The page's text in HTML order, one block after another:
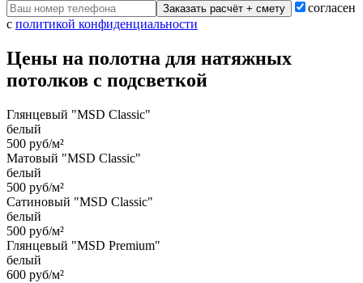
Заказать расчёт + смету
согласен
с политикой конфиденциальности
Цены на полотна для натяжных
потолков с подсветкой
Глянцевый "MSD Classic"
белый
500 руб/м²
Матовый "MSD Classic"
белый
500 руб/м²
Сатиновый "MSD Classic"
белый
500 руб/м²
Глянцевый "MSD Premium"
белый
600 руб/м²